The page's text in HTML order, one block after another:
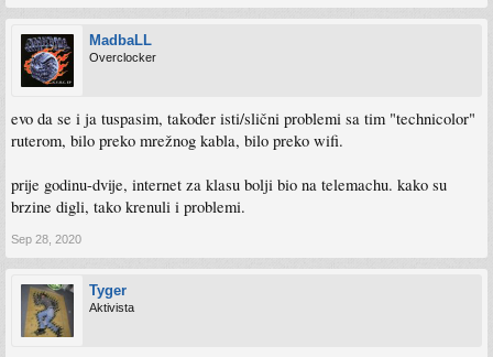
MadbaLL
Overclocker
evo da se i ja tuspasim, također isti/slični problemi sa tim "technicolor"
ruterom, bilo preko mrežnog kabla, bilo preko wifi.
prije godinu-dvije, internet za klasu bolji bio na telemachu. kako su
brzine digli, tako krenuli i problemi.
Sep 28, 2020
Tyger
Aktivista